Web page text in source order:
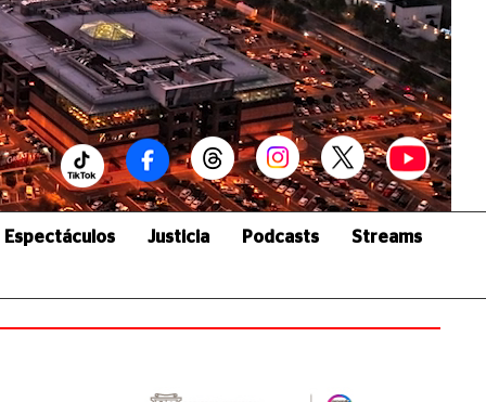
Espectáculos Justicia Podcasts Streams